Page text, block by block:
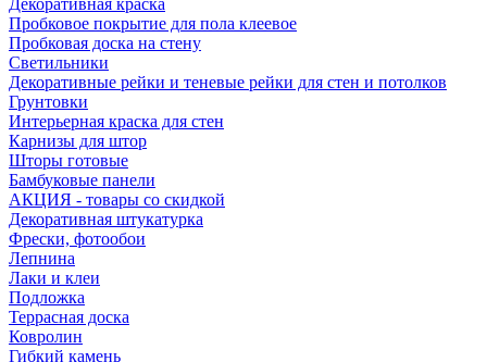
Декоративная краска
Пробковое покрытие для пола клеевое
Пробковая доска на стену
Светильники
Декоративные рейки и теневые рейки для стен и потолков
Грунтовки
Интерьерная краска для стен
Карнизы для штор
Шторы готовые
Бамбуковые панели
АКЦИЯ - товары со скидкой
Декоративная штукатурка
Фрески, фотообои
Лепнина
Лаки и клеи
Подложка
Террасная доска
Ковролин
Гибкий камень